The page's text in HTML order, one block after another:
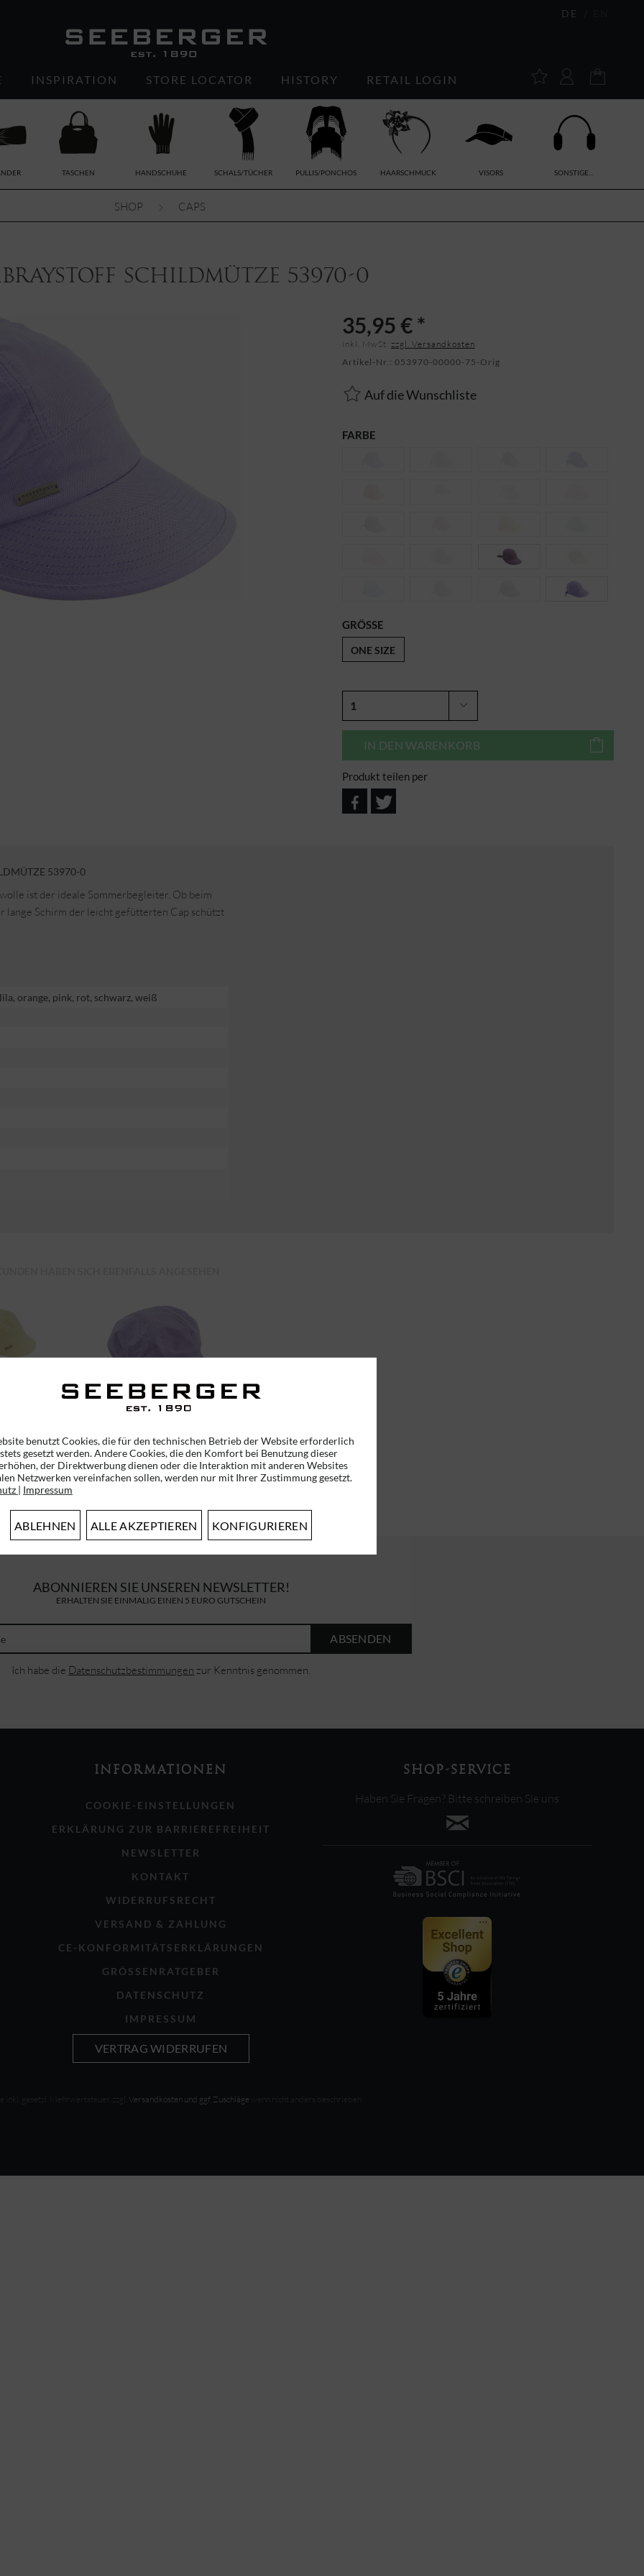
DE
INSPIRATION STORE LOCATOR HISTORY RETAIL LOGIN
TASCHEN HANDSCHUHE SCHALS/TÜCHER PULLIS/PONCHOS HAARSCHMUCK VISORS SONSTIGE...
SHOP CAPS
Schildmütze 53970-0
35,95 € *
inkl. MwSt. zzgl. Versandkosten
Artikel-Nr.: 053970-00000-75-Orig
Auf die Wunschliste
FARBE
GRÖSSE
ONE SIZE
IN DEN WARENKORB
Produkt teilen per
53970-0
ist der ideale Sommerbegleiter. Ob beim
lange Schirm der leicht gefütterten Cap schützt
orange, pink, rot, schwarz, weiß
0
39,95 € *
CHAMBRAYSTOFF
SCHILDMÜTZE 53972-0
35,95 € *
ABONNIEREN SIE UNSEREN NEWSLETTER!
ERHALTEN SIE EINMALIG EINEN 5 EURO GUTSCHEIN
ABSENDEN
Ich habe die Datenschutzbestimmungen zur Kenntnis genommen.
INFORMATIONEN
COOKIE-EINSTELLUNGEN
ERKLÄRUNG ZUR BARRIEREFREIHEIT
NEWSLETTER
KONTAKT
WIDERRUFSRECHT
VERSAND & ZAHLUNG
CE-KONFORMITÄTSERKLÄRUNGEN
GRÖSSENRATGEBER
DATENSCHUTZ
IMPRESSUM
VERTRAG WIDERRUFEN
SHOP-SERVICE
Haben Sie Fragen? Bitte schreiben Sie uns
inkl. gesetzl. Mehrwertsteuer, zzgl. Versandkosten und ggf. Zuschläge wenn nicht anders beschrieben
benutzt Cookies, die für den technischen Betrieb der Website erforderlich
gesetzt werden. Andere Cookies, die den Komfort bei Benutzung dieser
der Direktwerbung dienen oder die Interaktion mit anderen Websites
Netzwerken vereinfachen sollen, werden nur mit Ihrer Zustimmung gesetzt.
| Impressum
ABLEHNEN ALLE AKZEPTIEREN KONFIGURIEREN